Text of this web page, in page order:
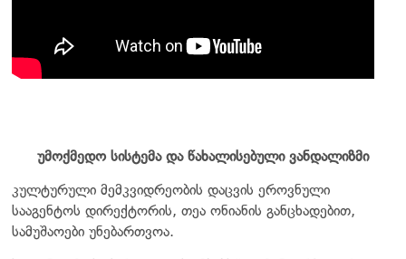
უმოქმედო სისტემა და წახალისებული ვანდალიზმი
კულტურული მემკვიდრეობის დაცვის ეროვნული
სააგენტოს დირექტორის, თეა ონიანის განცხადებით,
სამუშაოები უნებართვოა.